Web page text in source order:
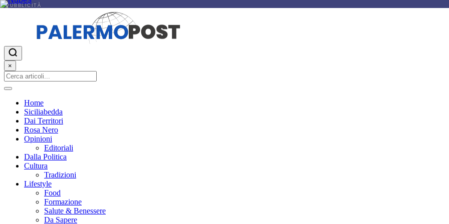
PUBBLICITÀ
×
Home
Siciliabedda
Dai Territori
Rosa Nero
Opinioni
Editoriali
Dalla Politica
Cultura
Tradizioni
Lifestyle
Food
Formazione
Salute & Benessere
Da Sapere